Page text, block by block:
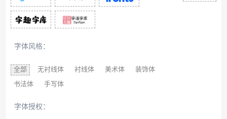
字体风格：
全部 无衬线体 衬线体 美术体 装饰体
书法体 手写体
字体授权：